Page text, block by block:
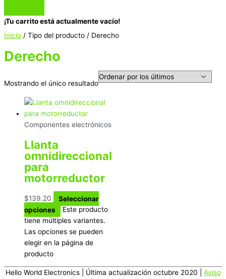
¡Tu carrito está actualmente vacío!
Inicio / Tipo del producto / Derecho
Derecho
Mostrando el único resultado
Componentes electrónicos
Llanta
omnidireccional
para
motorreductor
$139.20
Seleccionar
opciones
Este producto
tiene múltiples variantes.
Las opciones se pueden
elegir en la página de
producto
Hello World Electronics| Última actualización octubre 2020 | Aviso